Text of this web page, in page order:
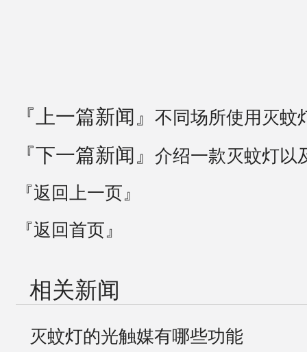
『上一篇新闻』 不同场所使用灭蚊
『下一篇新闻』 介绍一款灭蚊灯以
『返回上一页』
『返回首页』
相关新闻
灭蚊灯的光触媒有哪些功能